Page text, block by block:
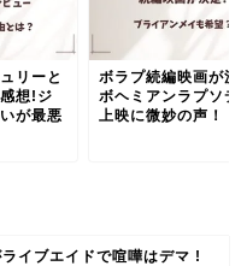
リーと
想!ジ
が最悪
ボラプ続編映画が決
ボヘミアンラプソデ
上映に微妙の声！
イブエイドで喧嘩はデマ !